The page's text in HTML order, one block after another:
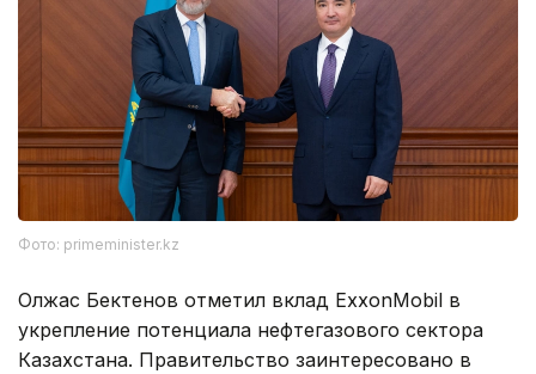
Фото: primeminister.kz
Олжас Бектенов отметил вклад ExxonMobil в
укрепление потенциала нефтегазового сектора
Казахстана. Правительство заинтересовано в